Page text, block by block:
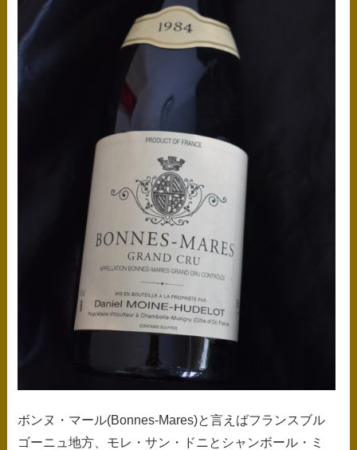
ボンヌ・マール(Bonnes-Mares)と言えばフランスブル
ゴーニュ地方、モレ・サン・ドニとシャンボール・ミ